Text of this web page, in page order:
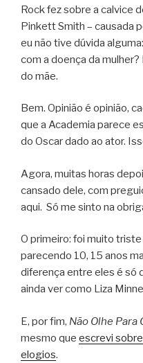
Rock fez sobre a calvice
Pinkett Smith – causada
eu não tive dúvida
com a doença da
do mãe.
Bem. Opinião é opinião,
que a Academia parece
do Oscar dado ao ator.
Agora, muitas horas
cansado dele, com
aqui. Só me sinto na
O primeiro: foi muito
parecendo 10, 15 anos
diferença entre eles é só
ainda ver como Liza
E, por fim, Não Olhe Para
mesmo que escrevi
elogios.